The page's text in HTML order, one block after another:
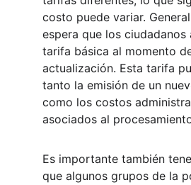
costo puede variar.
espera que los ciudadanos
tarifa básica al momento
actualización. Esta tarifa
tanto la emisión de un
como los costos
asociados al
Es importante también
que algunos grupos de la